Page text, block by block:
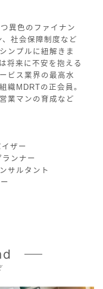
異色のファイナン
社会保障制度など
ンプルに紐解きま
将来に不安を抱える
ビス業界の最高水
織MDRTの正会員。
業マンの育成など
ザー
ンナー
サルタント